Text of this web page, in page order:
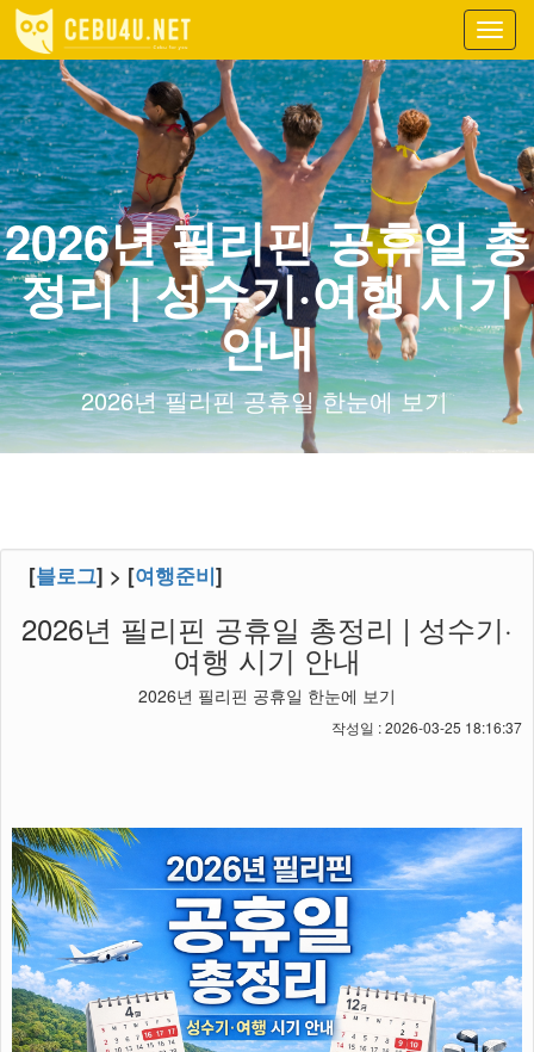
2026년 필리핀 공휴일 총
정리 | 성수기·여행 시기
안내
2026년 필리핀 공휴일 한눈에 보기
[블로그] > [여행준비]
2026년 필리핀 공휴일 총정리 | 성수기·
여행 시기 안내
2026년 필리핀 공휴일 한눈에 보기
작성일 : 2026-03-25 18:16:37